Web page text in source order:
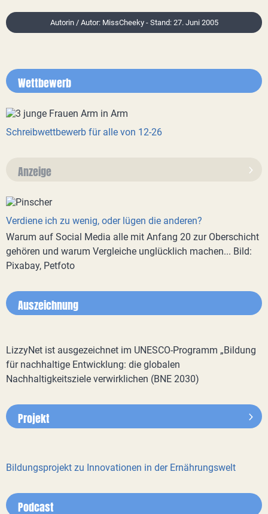
Autorin / Autor: MissCheeky - Stand: 27. Juni 2005
Wettbewerb
Schreibwettbewerb für alle von 12-26
Anzeige
Verdiene ich zu wenig, oder lügen die anderen?
Warum auf Social Media alle mit Anfang 20 zur Oberschicht
gehören und warum Vergleiche unglücklich machen... Bild:
Pixabay, Petfoto
Auszeichnung
LizzyNet ist ausgezeichnet im UNESCO-Programm „Bildung
für nachhaltige Entwicklung: die globalen
Nachhaltigkeitsziele verwirklichen (BNE 2030)
Projekt
Bildungsprojekt zu Innovationen in der Ernährungswelt
Podcast